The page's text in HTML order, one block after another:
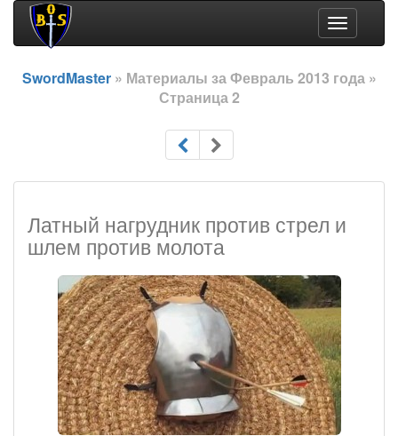
Toggle
navigation
SwordMaster» Материалы за Февраль 2013 года »
Страница 2
Латный нагрудник против стрел и
шлем против молота